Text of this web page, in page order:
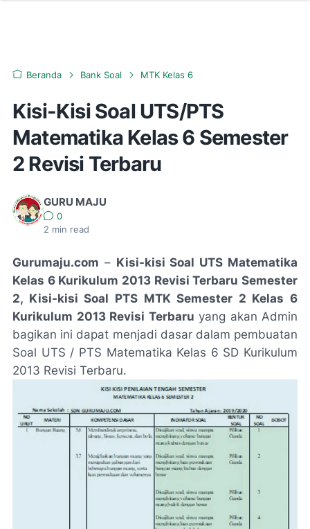
Beranda Bank Soal MTK Kelas 6
Kisi-Kisi Soal UTS/PTS
Matematika Kelas 6 Semester
2 Revisi Terbaru
GURU MAJU
0
2 min read
Gurumaju.com – Kisi-kisi Soal UTS Matematika
Kelas 6 Kurikulum 2013 Revisi Terbaru Semester
2, Kisi-kisi Soal PTS MTK Semester 2 Kelas 6
Kurikulum 2013 Revisi Terbaru yang akan Admin
bagikan ini dapat menjadi dasar dalam pembuatan
Soal UTS / PTS Matematika Kelas 6 SD Kurikulum
2013 Revisi Terbaru.